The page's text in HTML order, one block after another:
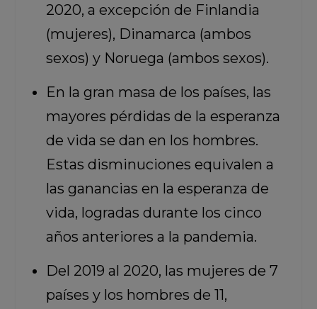
2020, a excepción de Finlandia
(mujeres), Dinamarca (ambos
sexos) y Noruega (ambos sexos).
En la gran masa de los países, las
mayores pérdidas de la esperanza
de vida se dan en los hombres.
Estas disminuciones equivalen a
las ganancias en la esperanza de
vida, logradas durante los cinco
años anteriores a la pandemia.
Del 2019 al 2020, las mujeres de 7
países y los hombres de 11,